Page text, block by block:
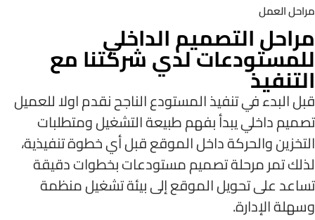
مراحل العمل
مراحل التصميم الداخلي
للمستودعات لدي شركتنا مع
التنفيذ
قبل البدء في تنفيذ المستودع الناجح نقدم اولا للعميل
تصميم داخلي يبدأ بفهم طبيعة التشغيل ومتطلبات
التخزين والحركة داخل الموقع قبل أي خطوة تنفيذية،
لذلك تمر مرحلة تصميم مستودعات بخطوات دقيقة
تساعد على تحويل الموقع إلى بيئة تشغيل منظمة
وسهلة الإدارة.